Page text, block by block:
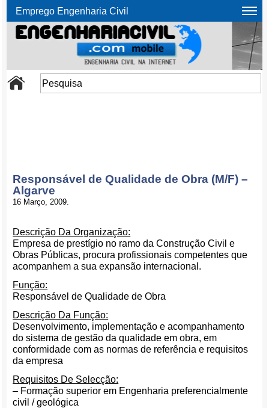
Emprego Engenharia Civil
Responsável de Qualidade de Obra (M/F) –
Algarve
16 Março, 2009.
Descrição Da Organização:
Empresa de prestígio no ramo da Construção Civil e
Obras Públicas, procura profissionais competentes que
acompanhem a sua expansão internacional.
Função:
Responsável de Qualidade de Obra
Descrição Da Função:
Desenvolvimento, implementação e acompanhamento
do sistema de gestão da qualidade em obra, em
conformidade com as normas de referência e requisitos
da empresa
Requisitos De Selecção:
– Formação superior em Engenharia preferencialmente
civil / geológica